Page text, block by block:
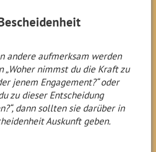
andere aufmerksam werden
„Woher nimmst du die Kraft zu
jenem Engagement?“ oder
zu dieser Entscheidung
dann sollten sie darüber in
Auskunft geben.